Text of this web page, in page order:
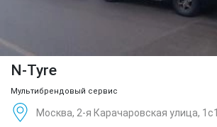
N-Tyre
Мультибрендовый сервис
Москва, 2-я Карачаровская улица, 1с1